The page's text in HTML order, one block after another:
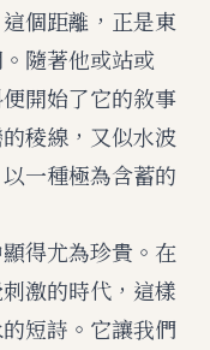
個距離，正是東
隨著他或站或
開始了它的敘事
稜線，又似水波
一種極為含蓄的
得尤為珍貴。在
激的時代，這樣
短詩。它讓我們